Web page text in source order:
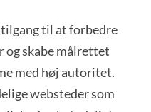
til at forbedre
og skabe målrettet
med høj autoritet.
websteder som